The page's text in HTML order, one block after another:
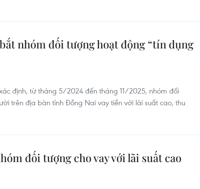
nhóm đối tượng hoạt động “tín dụng
định, từ tháng 5/2024 đến tháng 11/2025, nhóm đối
trên địa bàn tỉnh Đồng Nai vay tiền với lãi suất cao, thu
đối tượng cho vay với lãi suất cao